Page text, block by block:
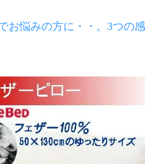
お悩みの方に・・。3つの